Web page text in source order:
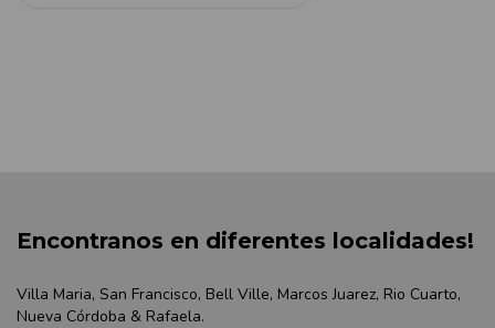
Encontranos en diferentes localidades!
Villa Maria, San Francisco, Bell Ville, Marcos Juarez, Rio Cuarto,
Nueva Córdoba & Rafaela.